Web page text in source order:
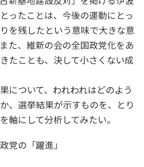
ったことは、今後の運動にとっ
を残したという意味で大きな意
た、維新の会の全国政党化をあ
たことも、決して小さくない成
について、われわれはどのよう
、選挙結果が示すものを、とり
軸にして分析してみたい。
党の「躍進」